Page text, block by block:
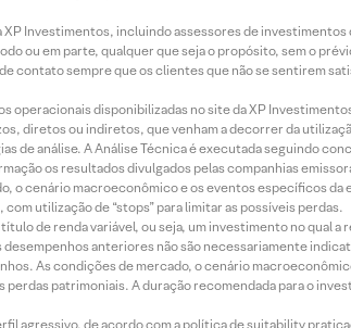
Investimentos, incluindo assessores de investimentos
ou em parte, qualquer que seja o propósito, sem o
contato sempre que os clientes que não se sentirem
operacionais disponibilizadas no site da XP
diretos ou indiretos, que venham a decorrer da
de análise. A Análise Técnica é executada seguindo
os resultados divulgados pelas companhias
o cenário macroeconômico e os eventos específicos
utilização de “stops” para limitar as possíveis perdas.
de renda variável, ou seja, um investimento no qual
anteriores não são necessariamente
As condições de mercado, o cenário
patrimoniais. A duração recomendada para o
agressivo, de acordo com a política de suitability